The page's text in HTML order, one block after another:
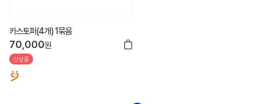
카스토퍼(4개) 1묶음
70,000원
신상품